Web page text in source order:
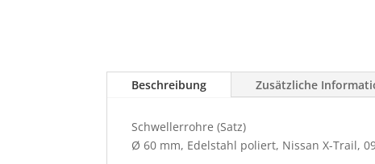
Beschreibung Zusätzliche
Schwellerrohre (Satz)
Ø 60 mm, Edelstahl poliert, Nissan X-Trail,